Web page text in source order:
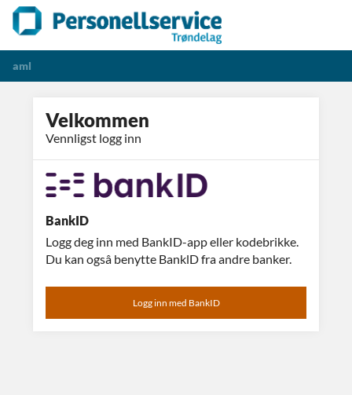
aml
Velkommen
Vennligst logg inn
BankID
Logg deg inn med BankID-app eller kodebrikke.
Du kan ogsâ benytte BanklD fra andre banker.
Logg inn med BankID